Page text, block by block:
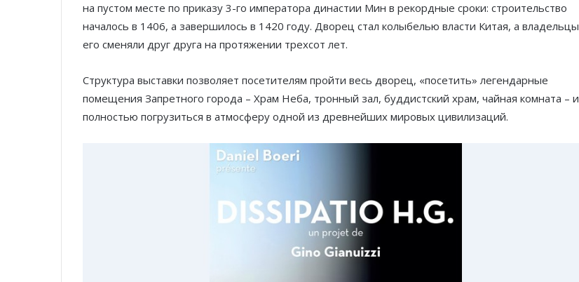
на пустом месте по приказу 3-го императора династии Мин в рекордные сроки: строительство
началось в 1406, а завершилось в 1420 году. Дворец стал колыбелью власти Китая, а владельцы
его сменяли друг друга на протяжении трехсот лет.
Структура выставки позволяет посетителям пройти весь дворец, «посетить» легендарные
помещения Запретного города – Храм Неба, тронный зал, буддистский храм, чайная комната – и
полностью погрузиться в атмосферу одной из древнейших мировых цивилизаций.